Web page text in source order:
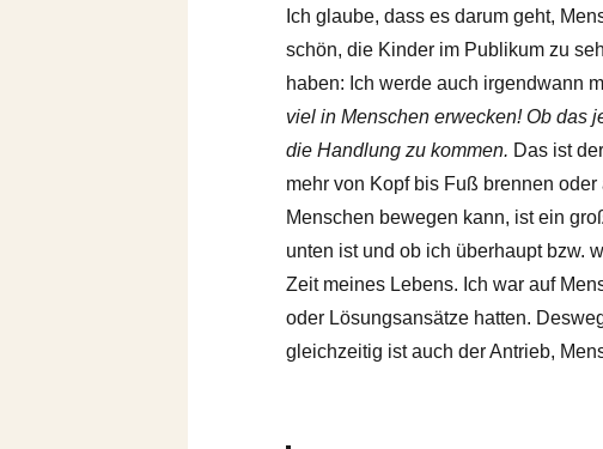
Ich glaube, dass es darum geht,
schön, die Kinder im Publikum zu
haben: Ich werde auch irgendwann
viel in Menschen erwecken! Ob das
die Handlung zu kommen. Das ist
mehr von Kopf bis Fuß brennen
Menschen bewegen kann, ist ein
unten ist und ob ich überhaupt bzw.
Zeit meines Lebens. Ich war auf
oder Lösungsansätze hatten.
gleichzeitig ist auch der Antrieb,